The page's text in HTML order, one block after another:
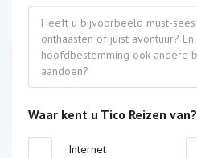
Waar kent u Tico Reizen van?
Internet